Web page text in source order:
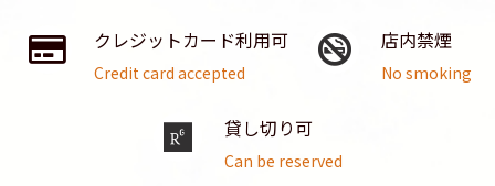
クレジットカード利用可
Credit card accepted
店内禁煙
No smoking
貸し切り可
Can be reserved